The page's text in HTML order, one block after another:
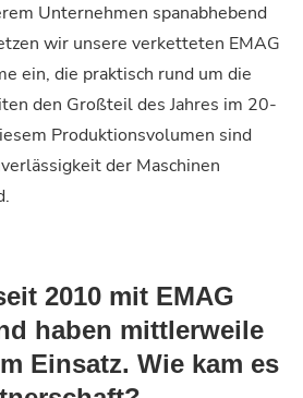
Unternehmen spanabhebend
wir unsere verketteten EMAG
ein, die praktisch rund um die
den Großteil des Jahres im 20-
Produktionsvolumen sind
der Maschinen
2010 mit EMAG
haben mittlerweile
Einsatz. Wie kam es